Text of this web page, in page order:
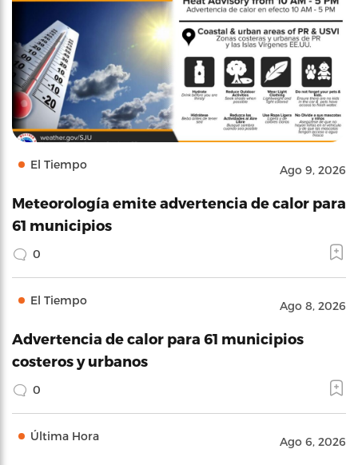
El Tiempo Ago 9, 2026
Meteorología emite advertencia de calor para
61 municipios
0
El Tiempo Ago 8, 2026
Advertencia de calor para 61 municipios
costeros y urbanos
0
Última Hora Ago 6, 2026